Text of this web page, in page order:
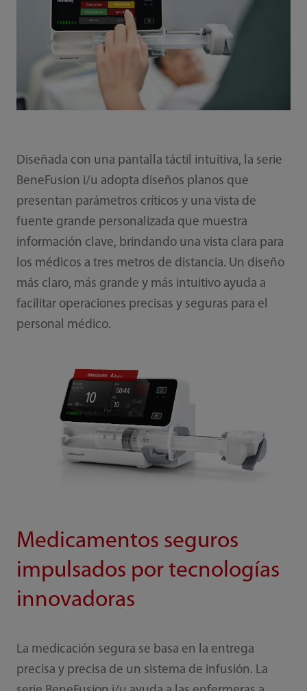
Diseñada con una pantalla táctil intuitiva, la serie
BeneFusion i/u adopta diseños planos que
presentan parámetros críticos y una vista de
fuente grande personalizada que muestra
información clave, brindando una vista clara para
los médicos a tres metros de distancia. Un diseño
más claro, más grande y más intuitivo ayuda a
facilitar operaciones precisas y seguras para el
personal médico.
Medicamentos seguros
impulsados por tecnologías
innovadoras
La medicación segura se basa en la entrega
precisa y precisa de un sistema de infusión. La